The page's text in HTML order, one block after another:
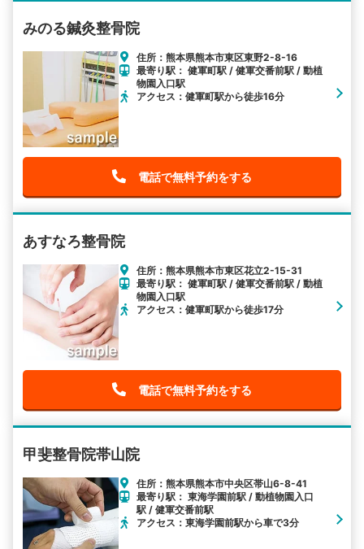
みのる鍼灸整骨院
住所：熊本県熊本市東区東野2-8-16
最寄り駅： 健軍町駅 / 健軍交番前駅 / 動植
物園入口駅
アクセス：健軍町駅から徒歩16分
電話で無料予約をする
あすなろ整骨院
住所：熊本県熊本市東区花立2-15-31
最寄り駅： 健軍町駅 / 健軍交番前駅 / 動植
物園入口駅
アクセス：健軍町駅から徒歩17分
電話で無料予約をする
甲斐整骨院帯山院
住所：熊本県熊本市中央区帯山6-8-41
最寄り駅： 東海学園前駅 / 動植物園入口
駅 / 健軍交番前駅
アクセス：東海学園前駅から車で3分